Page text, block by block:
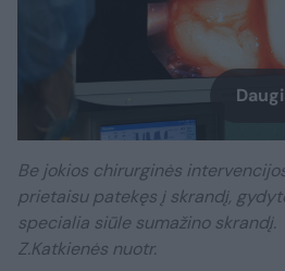
Be jokios chirurginės
prietaisu patekęs į skrandį,
specialia siūle sumažino skrandį.
Z.Katkienės nuotr.